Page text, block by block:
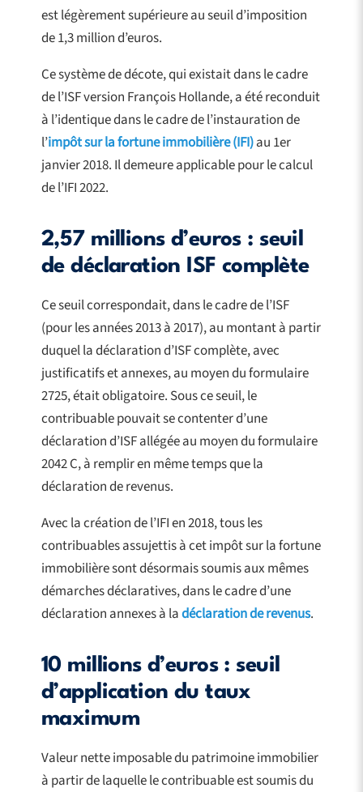
est légèrement supérieure au seuil d’imposition
de 1,3 million d’euros.
Ce système de décote, qui existait dans le cadre
de l’ISF version François Hollande, a été reconduit
à l’identique dans le cadre de l’instauration de
l’impôt sur la fortune immobilière (IFI)au 1er
janvier 2018. Il demeure applicable pour le calcul
de l’IFI 2022.
2,57 millions d’euros : seuil
de déclaration ISF complète
Ce seuil correspondait, dans le cadre de l’ISF
(pour les années 2013 à 2017), au montant à partir
duquel la déclaration d’ISF complète, avec
justificatifs et annexes, au moyen du formulaire
2725, était obligatoire. Sous ce seuil, le
contribuable pouvait se contenter d’une
déclaration d’ISF allégée au moyen du formulaire
2042 C, à remplir en même temps que la
déclaration de revenus.
Avec la création de l’IFI en 2018, tous les
contribuables assujettis à cet impôt sur la fortune
immobilière sont désormais soumis aux mêmes
démarches déclaratives, dans le cadre d’une
déclaration annexes à ladéclaration de revenus.
10 millions d’euros : seuil
d’application du taux
maximum
Valeur nette imposable du patrimoine immobilier
à partir de laquelle le contribuable est soumis du